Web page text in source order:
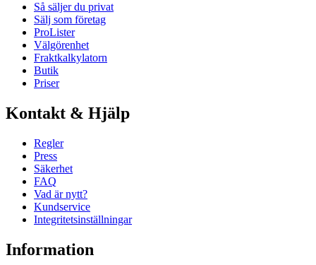
Så säljer du privat
Sälj som företag
ProLister
Välgörenhet
Fraktkalkylatorn
Butik
Priser
Kontakt & Hjälp
Regler
Press
Säkerhet
FAQ
Vad är nytt?
Kundservice
Integritetsinställningar
Information